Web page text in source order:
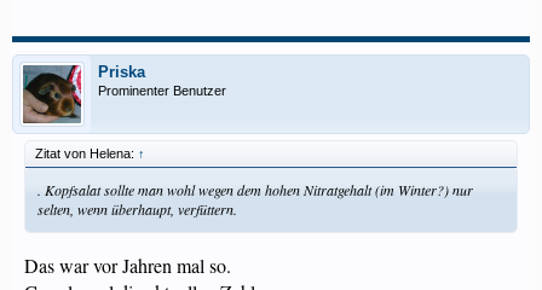
Priska
Prominenter Benutzer
Zitat von Helena: ↑
. Kopfsalat sollte man wohl wegen dem hohen Nitratgehalt (im Winter?) nur
selten, wenn überhaupt, verfüttern.
Das war vor Jahren mal so.